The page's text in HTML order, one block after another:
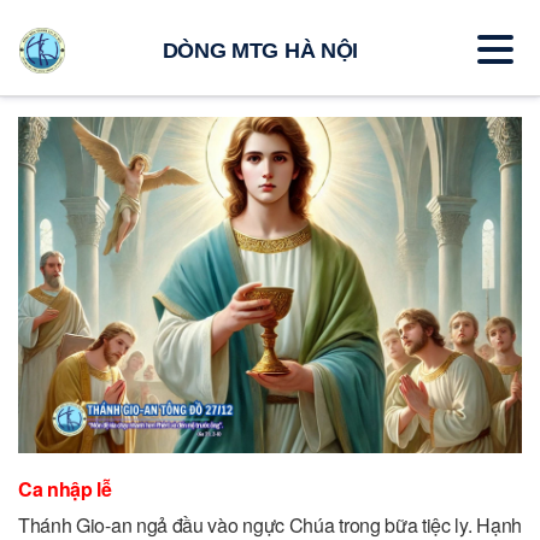
Ca nhập lễ
Thánh Gio-an ngả đầu vào ngực Chúa trong bữa tiệc ly. Hạnh
DÒNG MTG HÀ NỘI